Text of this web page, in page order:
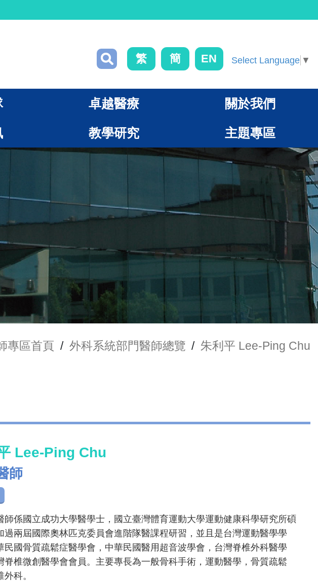
繁 簡 EN Select Language ▼
卓越醫療 關於我們
教學研究 主題專區
專區首頁 / 外科系統部門醫師總覽 / 朱利平 Lee-Ping Chu
Lee-Ping Chu
師
師係國立成功大學醫學士，國立臺灣體育運動大學運動健康科學研究所碩
過兩屆國際奧林匹克委員會進階隊醫課程研習，並且是台灣運動醫學學
民國骨質疏鬆症醫學會，中華民國醫用超音波學會，台灣脊椎外科醫學
脊椎微創醫學會會員。主要專長為一般骨科手術，運動醫學，骨質疏鬆
科。